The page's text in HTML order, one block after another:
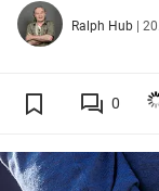
Ralph Hub |
0